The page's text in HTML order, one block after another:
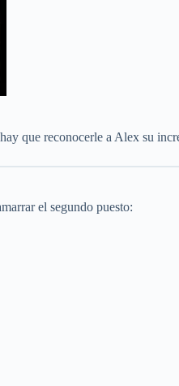
que reconocerle a Alex su
el segundo puesto: